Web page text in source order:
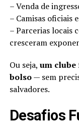
– Venda de
– Camisas oficiais
– Parcerias locais
cresceram
Ou seja, um clube
bolso— sem
salvadores.
Desafios